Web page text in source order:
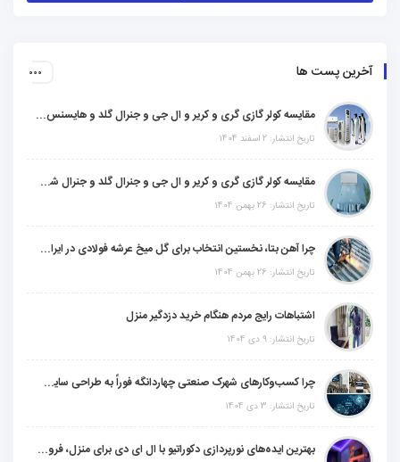
آخرین پست ها
مقایسه کولر گازی گری و کریر و ال جی و جنرال گلد و هایسنس و مدیا و اجنرال
تاریخ انتشار: 2 اسفند 1404
مقایسه کولر گازی گری و کریر و ال جی و جنرال گلد و جنرال شکار و سامسونگ و یونیوا
تاریخ انتشار: 26 بهمن 1404
چرا آهن بتا، نخستین انتخاب برای گل میخ عرشه فولادی در ایران است؟
تاریخ انتشار: 26 بهمن 1404
اشتباهات رایج مردم هنگام خرید دزدگیر منزل
تاریخ انتشار: 9 دی 1404
چرا کسب‌وکارهای شهرک صنعتی چهاردانگه فوراً به طراحی سایت نیاز دارند؟
تاریخ انتشار: 3 دی 1404
بهترین ایده‌های نورپردازی دکوراتیو با ال ای دی برای منزل، فروشگاه و دفتر کار